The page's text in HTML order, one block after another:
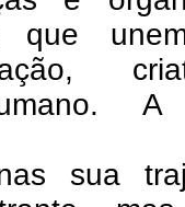
A
sua